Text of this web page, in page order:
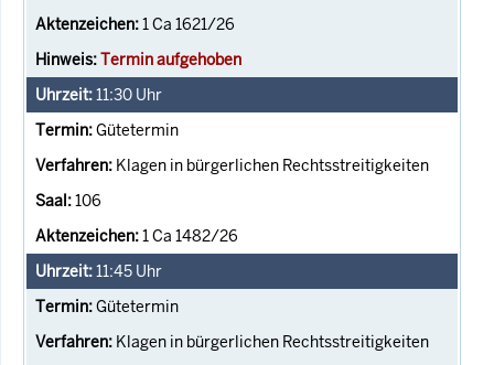
1 Ca 1621/26
Termin aufgehoben
11:30 Uhr
Gütetermin
Klagen in bürgerlichen Rechtsstreitigkeiten
106
1 Ca 1482/26
11:45 Uhr
Gütetermin
Klagen in bürgerlichen Rechtsstreitigkeiten